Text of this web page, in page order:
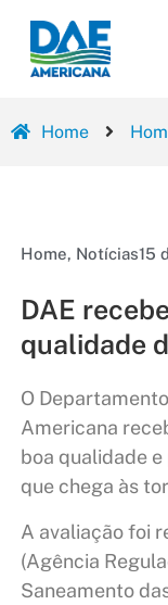
Home
Home, Notícias15
DAE
qualidade
O
Americana
boa qualidade
que chega às
A avaliação foi
(Agência
Saneamento